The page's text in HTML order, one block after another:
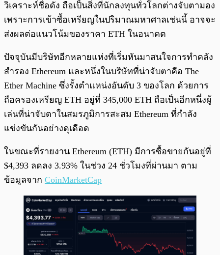
วิเคราะห์ชื่อดัง ถือเป็นสิ่งที่นักลงทุนทั่วโลกต่างจับตามอง
เพราะการเข้าซื้อเหรียญในปริมาณมหาศาลเช่นนี้ อาจจะ
ส่งผลต่อแนวโน้มของราคา ETH ในอนาคต
ปัจจุบันมีบริษัทอีกหลายแห่งที่เริ่มหันมาสนใจการทำคลัง
สำรอง Ethereum และหนึ่งในบริษัทที่น่าจับตาคือ The
Ether Machine ซึ่งรั้งตำแหน่งอันดับ 3 ของโลก ด้วยการ
ถือครองเหรียญ ETH อยู่ที่ 345,000 ETH ถือเป็นอีกหนึ่งผู้
เล่นที่น่าจับตาในสมรภูมิการสะสม Ethereum ที่กำลัง
แข่งขันกันอย่างดุเดือด
ในขณะที่รายงาน Ethereum (ETH) มีการซื้อขายกันอยู่ที่
$4,393 ลดลง 3.93% ในช่วง 24 ชั่วโมงที่ผ่านมา ตาม
ข้อมูลจาก CoinMarketCap